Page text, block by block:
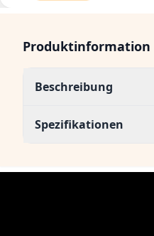
Produktinformation
Beschreibung
Spezifikationen